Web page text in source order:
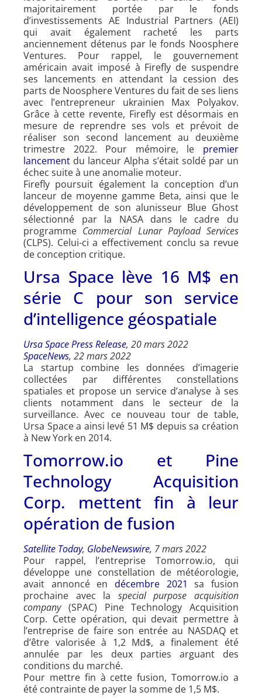
majoritairement portée par le fonds
d’investissements AE Industrial Partners (AEI)
qui avait également racheté les parts
anciennement détenus par le fonds Noosphere
Ventures. Pour rappel, le gouvernement
américain avait imposé à Firefly de suspendre
ses lancements en attendant la cession des
parts de Noosphere Ventures du fait de ses liens
avec l’entrepreneur ukrainien Max Polyakov.
Grâce à cette revente, Firefly est désormais en
mesure de reprendre ses vols et prévoit de
réaliser son second lancement au deuxième
trimestre 2022. Pour mémoire, le premier
lancement du lanceur Alpha s’était soldé par un
échec suite à une anomalie moteur.
Firefly poursuit également la conception d’un
lanceur de moyenne gamme Beta, ainsi que le
développement de son alunisseur Blue Ghost
sélectionné par la NASA dans le cadre du
programme Commercial Lunar Payload Services
(CLPS). Celui-ci a effectivement conclu sa revue
de conception critique.
Ursa Space lève 16 M$ en
série C pour son service
d’intelligence géospatiale
Ursa Space Press Release, 20 mars 2022
SpaceNews, 22 mars 2022
La startup combine les données d’imagerie
collectées par différentes constellations
spatiales et propose un service d’analyse à ses
clients notamment dans le secteur de la
surveillance. Avec ce nouveau tour de table,
Ursa Space a ainsi levé 51 M$ depuis sa création
à New York en 2014.
Tomorrow.io et Pine
Technology Acquisition
Corp. mettent fin à leur
opération de fusion
Satellite Today, GlobeNewswire, 7 mars 2022
Pour rappel, l’entreprise Tomorrow.io, qui
développe une constellation de météorologie,
avait annoncé en décembre 2021
sa fusion
prochaine avec la special purpose acquisition
company(SPAC) Pine Technology Acquisition
Corp. Cette opération, qui devait permettre à
l’entreprise de faire son entrée au NASDAQ et
d’être valorisée à 1,2 Md$, a finalement été
annulée par les deux parties arguant des
conditions du marché.
Pour mettre fin à cette fusion, Tomorrow.io a
été contrainte de payer la somme de 1,5 M$.